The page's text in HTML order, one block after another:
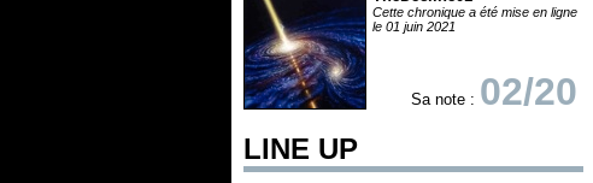
Cette chronique a été mise en ligne
le 01 juin 2021
Sa note : 02/20
LINE UP